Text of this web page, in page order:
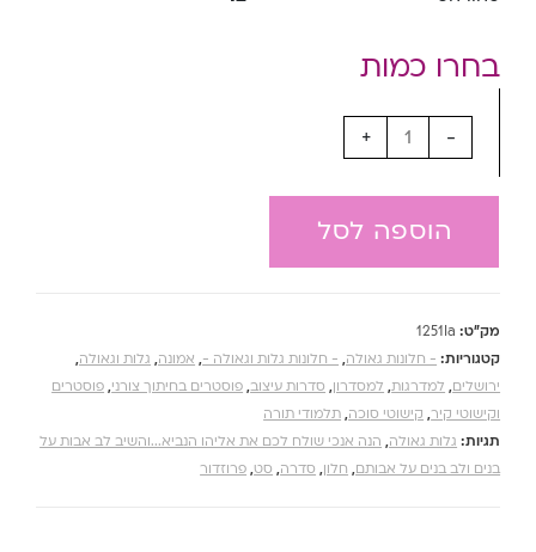
-
+
הוספה לסל
מק"ט: 1251Ia
קטגוריות: - חלונות גאולה, - חלונות גלות וגאולה -, אמונה, גלות וגאולה,
ירושלים, למדרגות, למסדרון, סדרות עיצוב, פוסטרים בחיתוך צורני, פוסטרים
וקישוטי קיר, קישוטי סוכה, תלמודי תורה
תגיות: גלות גאולה, הנה אנכי שולח לכם את אליהו הנביא...והשיב לב אבות על
בנים ולב בנים על אבותם, חלון, סדרה, סט, פרוזדור